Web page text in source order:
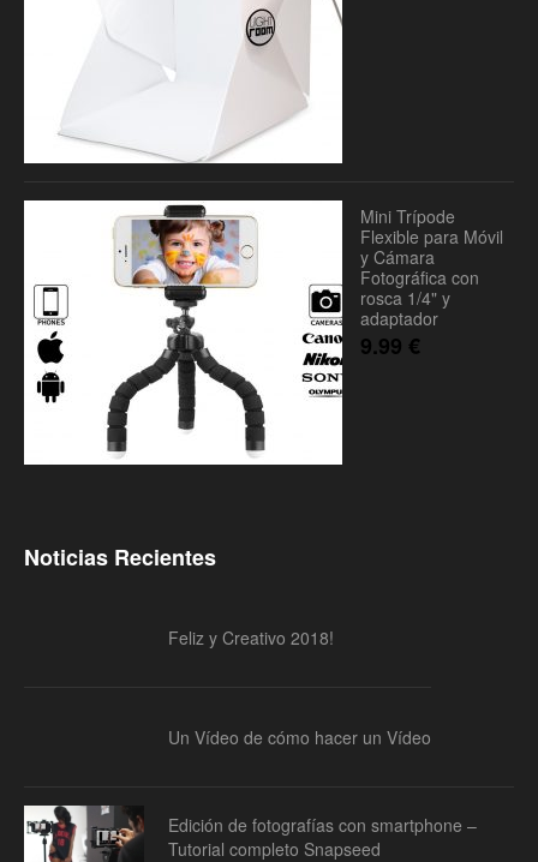
Mini Trípode
Flexible para Móvil
y Cámara
Fotográfica con
rosca 1/4" y
adaptador
9.99 €
Noticias Recientes
Feliz y Creativo 2018!
Un Vídeo de cómo hacer un Vídeo
Edición de fotografías con smartphone –
Tutorial completo Snapseed